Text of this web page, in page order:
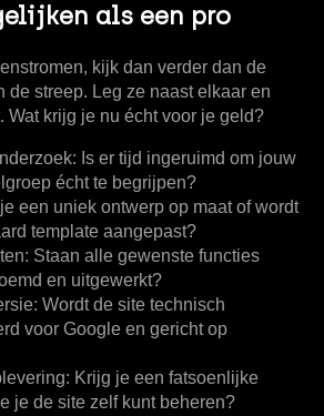
als een pro
kijk dan verder dan de
de streep. Leg ze naast elkaar en
Wat krijg je nu écht voor je geld?
Is er tijd ingeruimd om jouw
écht te begrijpen?
een uniek ontwerp op maat of wordt
template aangepast?
Staan alle gewenste functies
en uitgewerkt?
Wordt de site technisch
voor Google en gericht op
Krijg je een fatsoenlijke
je de site zelf kunt beheren?